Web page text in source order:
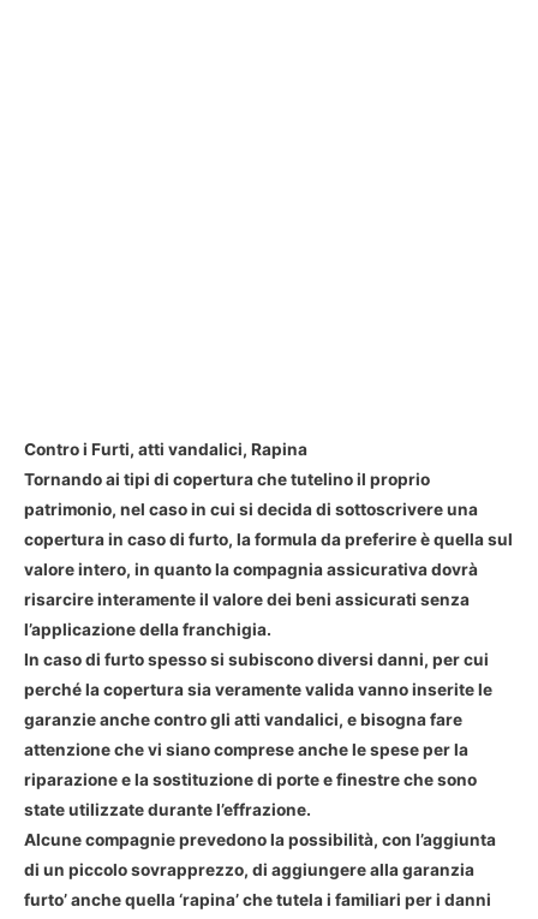
Contro i Furti, atti vandalici, Rapina
Tornando ai tipi di copertura che tutelino il proprio
patrimonio, nel caso in cui si decida di sottoscrivere una
copertura in caso di furto, la formula da preferire è quella sul
valore intero, in quanto la compagnia assicurativa dovrà
risarcire interamente il valore dei beni assicurati senza
l’applicazione della franchigia.
In caso di furto spesso si subiscono diversi danni, per cui
perché la copertura sia veramente valida vanno inserite le
garanzie anche contro gli atti vandalici, e bisogna fare
attenzione che vi siano comprese anche le spese per la
riparazione e la sostituzione di porte e finestre che sono
state utilizzate durante l’effrazione.
Alcune compagnie prevedono la possibilità, con l’aggiunta
di un piccolo sovrapprezzo, di aggiungere alla garanzia
furto’ anche quella ‘rapina’ che tutela i familiari per i danni